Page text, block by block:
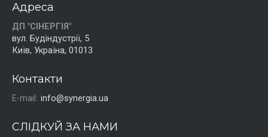
Адреса
ДП "СІНЕРГІЯ"
вул. Будіндустрії, 5
Київ, Україна, 01013
Контакти
E-mail: info@synergia.ua
СЛІДКУЙ ЗА НАМИ